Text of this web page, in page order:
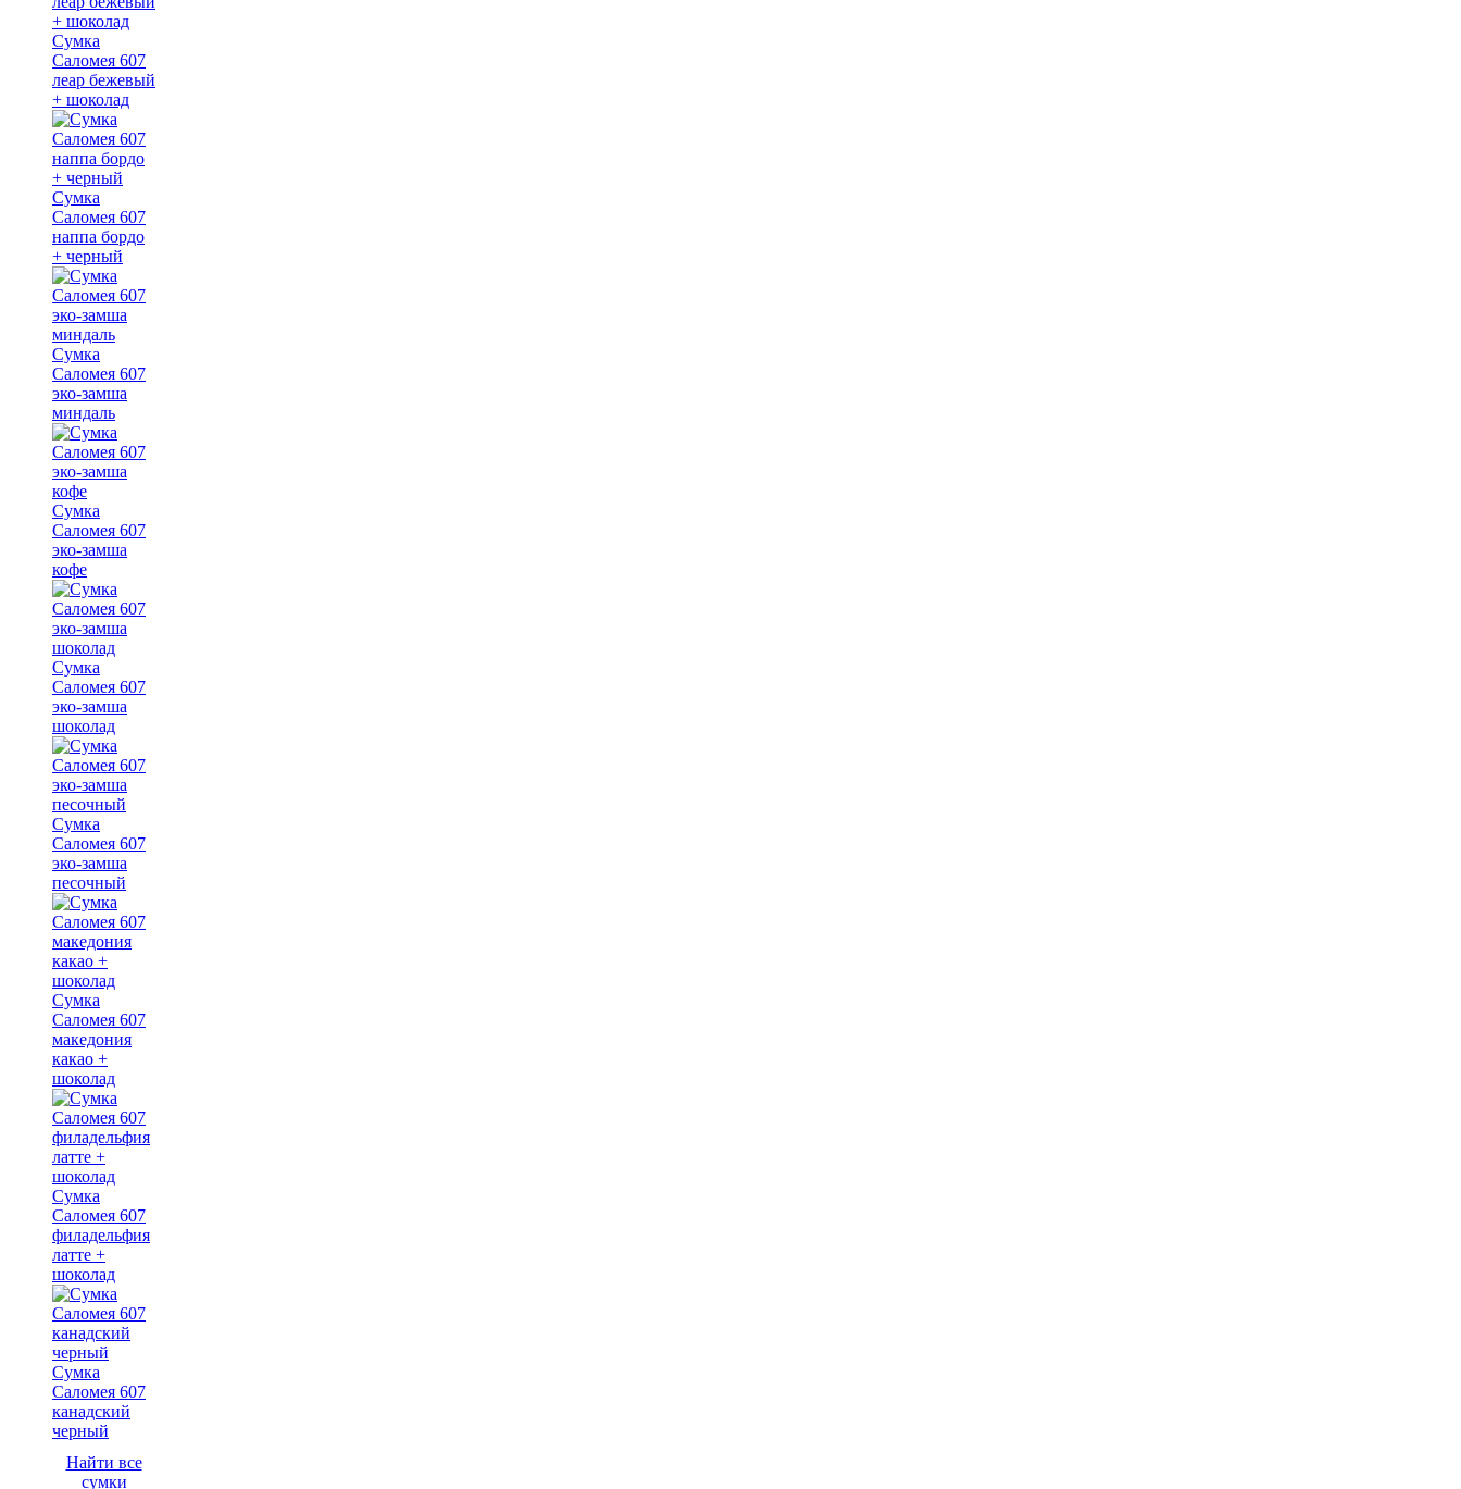
Сумка
Саломея 607
леар бежевый
+ шоколад
Сумка
Саломея 607
наппа бордо
+ черный
Сумка
Саломея 607
эко-замша
миндаль
Сумка
Саломея 607
эко-замша
кофе
Сумка
Саломея 607
эко-замша
шоколад
Сумка
Саломея 607
эко-замша
песочный
Сумка
Саломея 607
македония
какао +
шоколад
Сумка
Саломея 607
филадельфия
латте +
шоколад
Сумка
Саломея 607
канадский
черный
Найти все
сумки